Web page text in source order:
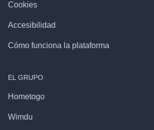
Cookies
Accesibilidad
Cómo funciona la plataforma
EL GRUPO
Hometogo
Wimdu